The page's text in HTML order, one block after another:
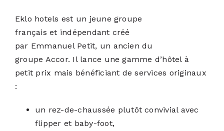
Eklo hotels est un jeune groupe
français et indépendant créé
par Emmanuel Petit, un ancien du
groupe Accor. Il lance une gamme d’hôtel à
petit prix mais bénéficiant de services originaux
:
un rez-de-chaussée plutôt convivial avec
flipper et baby-foot,